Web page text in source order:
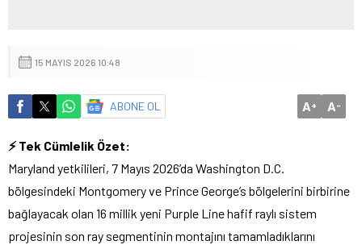
15 MAYIS 2026 10:48
ABONE OL A+ A-
⚡ Tek Cümlelik Özet:
Maryland yetkilileri, 7 Mayıs 2026’da Washington D.C.
bölgesindeki Montgomery ve Prince George’s bölgelerini birbirine
bağlayacak olan 16 millik yeni Purple Line hafif raylı sistem
projesinin son ray segmentinin montajını tamamladıklarını